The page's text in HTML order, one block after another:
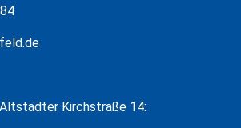
Kirchstraße 14: